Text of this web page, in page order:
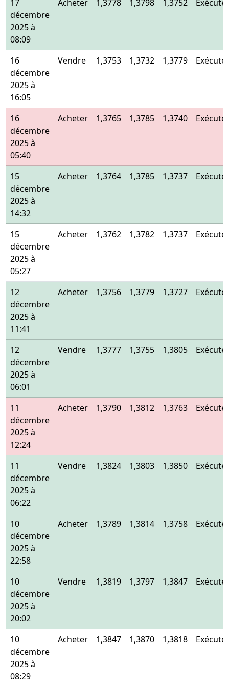
17
décembre
2025 à
08:09
Acheter 1,3778 1,3798 1,3752 Exécuté
16
décembre
2025 à
16:05
Vendre 1,3753 1,3732 1,3779 Exécuté
16
décembre
2025 à
05:40
Acheter 1,3765 1,3785 1,3740 Exécuté
15
décembre
2025 à
14:32
Acheter 1,3764 1,3785 1,3737 Exécuté
15
décembre
2025 à
05:27
Acheter 1,3762 1,3782 1,3737 Exécuté
12
décembre
2025 à
11:41
Acheter 1,3756 1,3779 1,3727 Exécuté
12
décembre
2025 à
06:01
Vendre 1,3777 1,3755 1,3805 Exécuté
11
décembre
2025 à
12:24
Acheter 1,3790 1,3812 1,3763 Exécuté
11
décembre
2025 à
06:22
Vendre 1,3824 1,3803 1,3850 Exécuté
10
décembre
2025 à
22:58
Acheter 1,3789 1,3814 1,3758 Exécuté
10
décembre
2025 à
20:02
Vendre 1,3819 1,3797 1,3847 Exécuté
10
décembre
2025 à
08:29
Acheter 1,3847 1,3870 1,3818 Exécuté